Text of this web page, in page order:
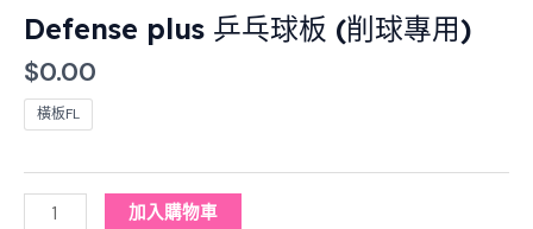
Defense plus 乒乓球板 (削球專用)
$0.00
橫板FL
專
用)
數
量
加入購物車